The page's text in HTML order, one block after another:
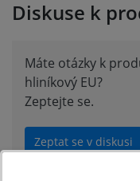
Diskuse k
Máte otázky k
hliníkový EU?
Zeptejte se.
Zeptat se v diskusi